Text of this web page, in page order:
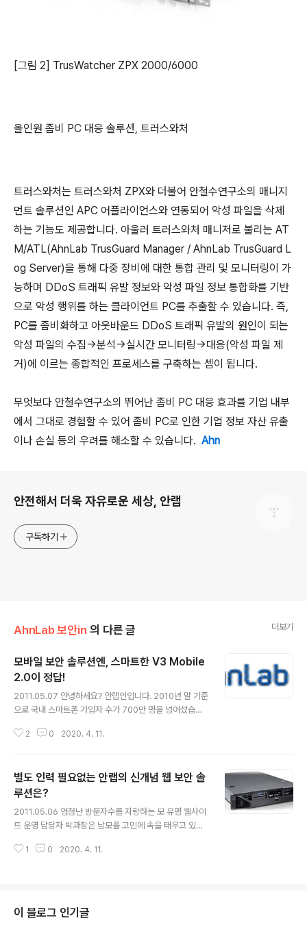
[그림 2] TrusWatcher ZPX 2000/6000
올인원 좀비 PC 대응 솔루션, 트러스와처
트러스와처는 트러스와처 ZPX와 더불어 안철수연구소의 매니지
먼트 솔루션인 APC 어플라이언스와 연동되어 악성 파일을 삭제
하는 기능도 제공합니다. 아울러 트러스와처 매니저로 불리는 AT
M/ATL(AhnLab TrusGuard Manager / AhnLab TrusGuard L
og Server)을 통해 다중 장비에 대한 통합 관리 및 모니터링이 가
능하며 DDoS 트래픽 유발 정보와 악성 파일 정보 통합화를 기반
으로 악성 행위를 하는 클라이언트 PC를 추출할 수 있습니다. 즉,
PC를 좀비화하고 아웃바운드 DDoS 트래픽 유발의 원인이 되는
악성 파일의 수집→분석→실시간 모니터링→대응(악성 파일 제
거)에 이르는 종합적인 프로세스를 구축하는 셈이 됩니다.
무엇보다 안철수연구소의 뛰어난 좀비 PC 대응 효과를 기업 내부
에서 그대로 경험할 수 있어 좀비 PC로 인한 기업 정보 자산 유출
이나 손실 등의 우려를 해소할 수 있습니다. Ahn
안전해서 더욱 자유로운 세상, 안랩
구독하기
AhnLab 보안in 의 다른 글 더보기
모바일 보안 솔루션엔, 스마트한 V3 Mobile
2.0이 정답!
2011.05.07 안녕하세요? 안랩인입니다. 2010년 말 기준
으로 국내 스마트폰 가입자 수가 700만 명을 넘어섰습니
도에 불과한 것으로, 피쳐폰 등 기존 휴대전화 이용자들 대
그러나 모바일 환경은 개방형 스마트폰 앱스토어를 통해
누구든지 애플리케이션을 통한 악성코드 유포가 용이하다
는 점에서 보안에 대한 우려 또한 높아지고 있는데요. 이에
안철수연구소는 스마트폰과 관련해 발생할 수 있는 위협은
여 AhnLab V3 Mobile 2.0을 출시했습니다. V3 Mobil
2 0 2020. 4. 11.
별도 인력 필요없는 안랩의 신개념 웹 보안 솔
루션은?
2011.05.06 엄청난 방문자수를 자랑하는 모 유명 웹사이
트 운영 담당자 박과장은 남모를 고민에 속을 태우고 있다.
고객의 항의가 적지 않게 들어오기 때문이다. 웹서버에 웹
상황이다. 반복적인 고객의 항의나 입소문으로 기업 이미
지에 타격을 입을 것도 걱정된다. 더욱이 최근 뉴스를 통해
1 0 2020. 4. 11.
이 블로그 인기글